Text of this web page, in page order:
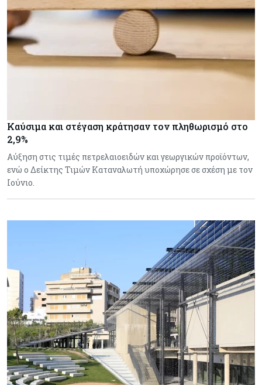
Καύσιμα και στέγαση κράτησαν τον πληθωρισμό στο
2,9%
Αύξηση στις τιμές πετρελαιοειδών και γεωργικών προϊόντων,
ενώ ο Δείκτης Τιμών Καταναλωτή υποχώρησε σε σχέση με τον
Ιούνιο.